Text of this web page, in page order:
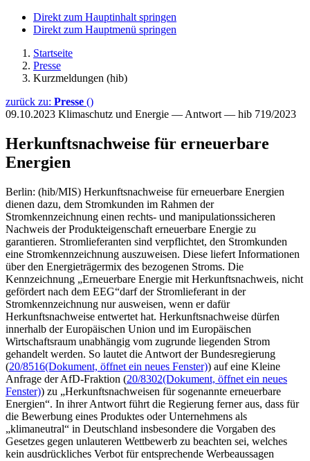
Direkt zum Hauptinhalt springen
Direkt zum Hauptmenü springen
Startseite
Presse
Kurzmeldungen (hib)
zurück zu: Presse ()
09.10.2023 Klimaschutz und Energie — Antwort — hib 719/2023
Herkunftsnachweise für erneuerbare
Energien
Berlin: (hib/MIS) Herkunftsnachweise für erneuerbare Energien
dienen dazu, dem Stromkunden im Rahmen der
Stromkennzeichnung einen rechts- und manipulationssicheren
Nachweis der Produkteigenschaft erneuerbare Energie zu
garantieren. Stromlieferanten sind verpflichtet, den Stromkunden
eine Stromkennzeichnung auszuweisen. Diese liefert Informationen
über den Energieträgermix des bezogenen Stroms. Die
Kennzeichnung „Erneuerbare Energie mit Herkunftsnachweis, nicht
gefördert nach dem EEG“darf der Stromlieferant in der
Stromkennzeichnung nur ausweisen, wenn er dafür
Herkunftsnachweise entwertet hat. Herkunftsnachweise dürfen
innerhalb der Europäischen Union und im Europäischen
Wirtschaftsraum unabhängig vom zugrunde liegenden Strom
gehandelt werden. So lautet die Antwort der Bundesregierung
(20/8516(Dokument, öffnet ein neues Fenster)) auf eine Kleine
Anfrage der AfD-Fraktion (20/8302(Dokument, öffnet ein neues
Fenster)) zu „Herkunftsnachweisen für sogenannte erneuerbare
Energien“. In ihrer Antwort führt die Regierung ferner aus, dass für
die Bewerbung eines Produktes oder Unternehmens als
„klimaneutral“ in Deutschland insbesondere die Vorgaben des
Gesetzes gegen unlauteren Wettbewerb zu beachten sei, welches
kein ausdrückliches Verbot für entsprechende Werbeaussagen